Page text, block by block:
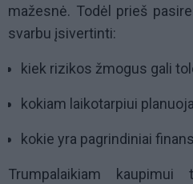
mažesnė. Todėl prieš
svarbu įsivertinti:
kiek rizikos žmogus gali
kokiam laikotarpiui
kokie yra pagrindiniai
Trumpalaikiam